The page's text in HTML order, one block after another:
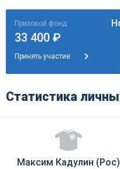
Призовой фонд
33 400 ₽
Принять участие
Статистика
Максим Кадулин (Рос)